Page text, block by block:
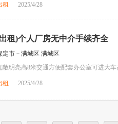
租 2025/4/28
租)个人厂房无中介手续齐全
定市－满城区 满城区
敞明亮高8米交通方便配套办公室可进大
租 2025/4/28